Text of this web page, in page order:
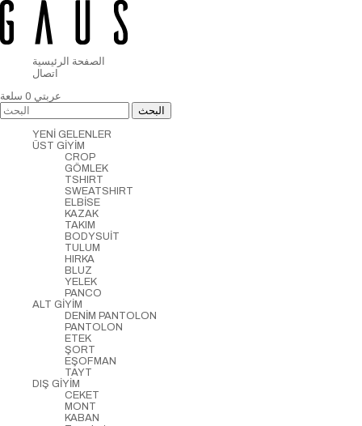
الصفحة الرئيسية
اتصال
عربتي 0 سلعة
YENİ GELENLER
ÜST GİYİM
CROP
GÖMLEK
TSHIRT
SWEATSHIRT
ELBİSE
KAZAK
TAKIM
BODYSUİT
TULUM
HIRKA
BLUZ
YELEK
PANCO
ALT GİYİM
DENİM PANTOLON
PANTOLON
ETEK
ŞORT
EŞOFMAN
TAYT
DIŞ GİYİM
CEKET
MONT
KABAN